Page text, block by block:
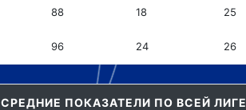
88 18 25
96 24 26
СРЕДНИЕ ПОКАЗАТЕЛИ ПО ВСЕЙ ЛИГЕ